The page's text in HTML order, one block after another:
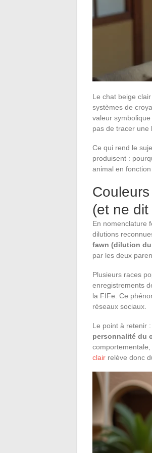
Le chat beige
systèmes de
valeur
pas de tracer une
Ce qui rend le
produisent :
animal en
(et ne dit
En nomenclature
dilutions
fawn (dilution
par les deux
Plusieurs races
enregistrements
la FIFe. Ce
réseaux sociaux.
Le point à retenir :
personnalité du
clair relève donc